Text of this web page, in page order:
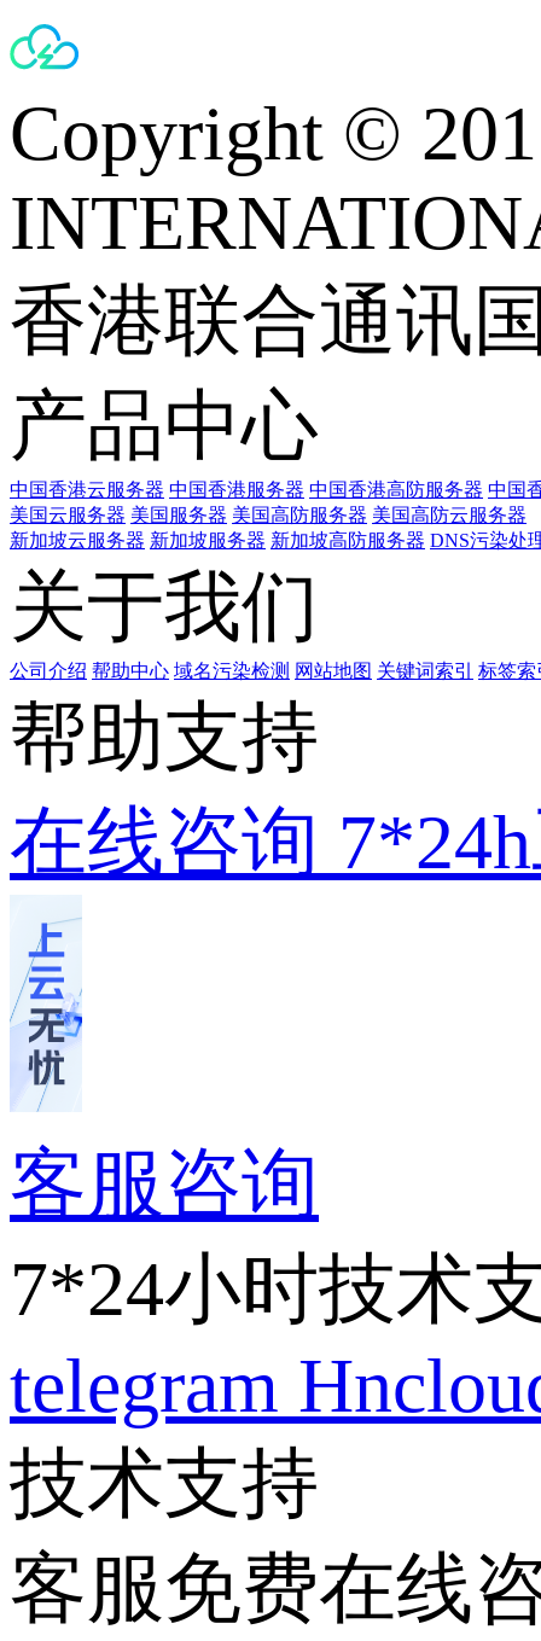
Copyright ©
香港联合通讯
产品中心
中国香港云服务器 中国香港服务器 中国香港高防服务器 中国
美国云服务器 美国服务器 美国高防服务器 美国高防云服务器
新加坡云服务器 新加坡服务器 新加坡高防服务器 DNS污染处
关于我们
公司介绍 帮助中心 域名污染检测 网站地图 关键词索引 标签索
帮助支持
在线咨询
客服咨询
7*24小时技术
telegram
技术支持
客服免费在线